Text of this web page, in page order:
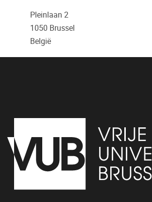
Pleinlaan 2
1050 Brussel
België